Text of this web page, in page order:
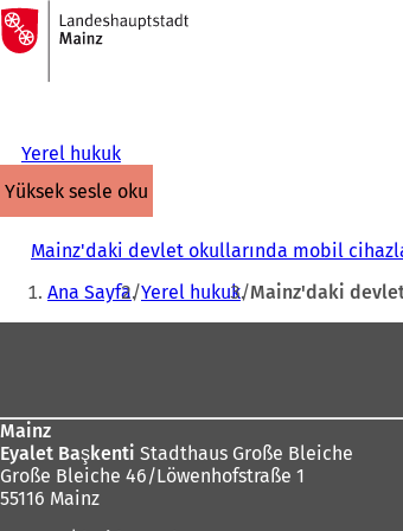
İçeriğe atla
Ana
sayfaya
Yerel hukuk
yüksek sesle oku
Mainz'daki devlet okullarında mobil
Buradasınız:
Ana Sayfa Yerel hukuk Mainz'daki
Mainz
Eyalet Başkenti Stadthaus Große Bleiche
Große Bleiche 46/Löwenhofstraße 1
55116 Mainz